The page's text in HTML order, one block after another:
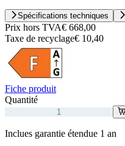
Spécifications techniques
Prix hors TVA€ 668,00
Taxe de recyclage€ 10,40
Fiche produit
Quantité
Inclues garantie étendue 1 an